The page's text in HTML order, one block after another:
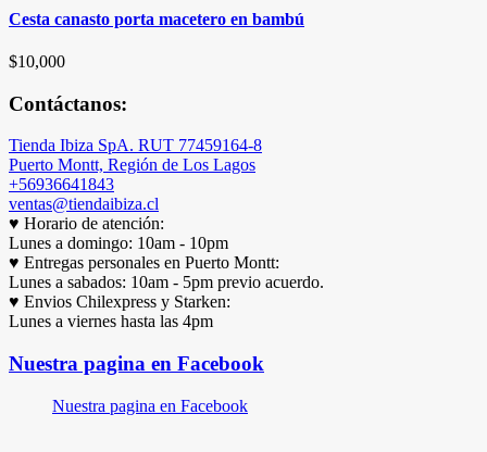
Cesta canasto porta macetero en bambú
$10,000
Contáctanos:
Tienda Ibiza SpA. RUT 77459164-8
Puerto Montt, Región de Los Lagos
+56936641843
ventas@tiendaibiza.cl
♥ Horario de atención:
Lunes a domingo: 10am - 10pm
♥ Entregas personales en Puerto Montt:
Lunes a sabados: 10am - 5pm previo acuerdo.
♥ Envios Chilexpress y Starken:
Lunes a viernes hasta las 4pm
Nuestra pagina en Facebook
Nuestra pagina en Facebook